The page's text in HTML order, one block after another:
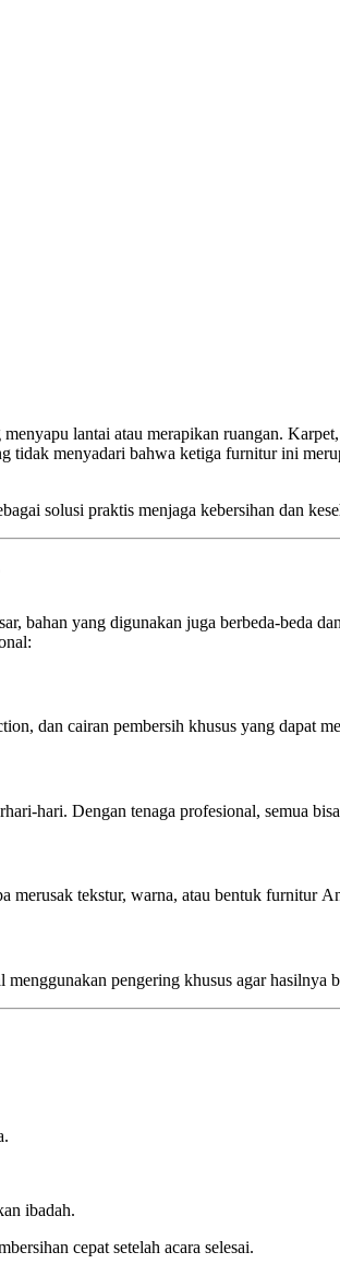
lantai atau merapikan ruangan.
tidak menyadari bahwa ketiga furnitur ini
solusi praktis menjaga kebersihan dan
bahan yang digunakan juga berbeda-beda
dan cairan pembersih khusus yang dapat
hari. Dengan tenaga profesional, semua
merusak tekstur, warna, atau bentuk furnitur
pengering khusus agar hasilnya
ibadah.
cepat setelah acara selesai.